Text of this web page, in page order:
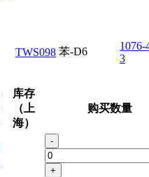
TWS098 苯-D6
1076-
3
库存
（上
海）
购买数量
-
+